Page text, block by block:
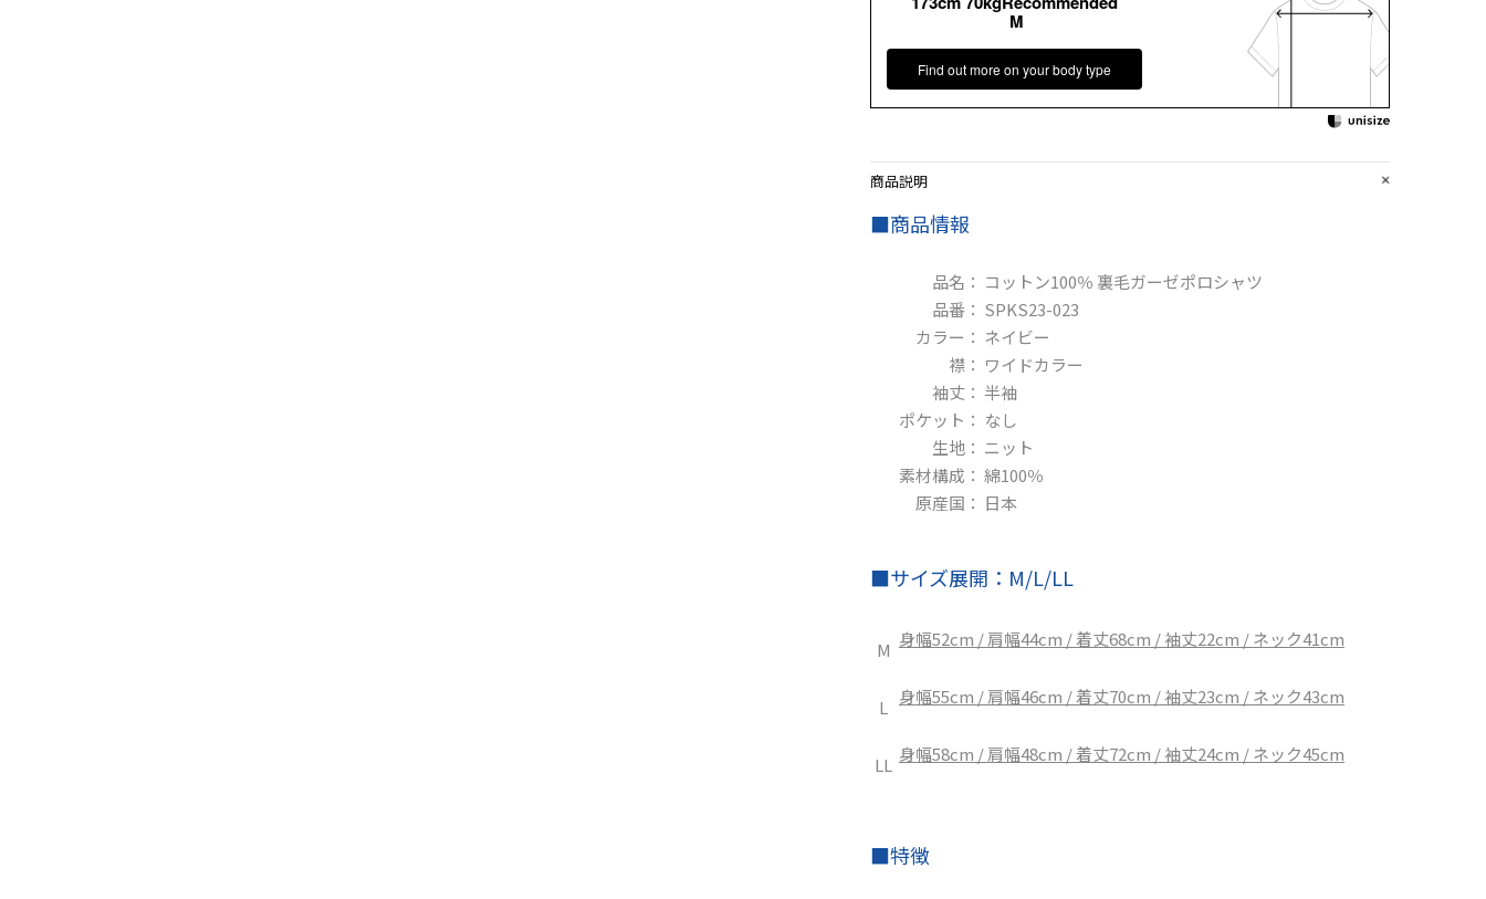
M
Find out more on your body type
商品説明
■商品情報
品名： コットン100％ 裏毛ガーゼポロシャツ
品番： SPKS23-023
カラー： ネイビー
襟： ワイドカラー
袖丈： 半袖
ポケット： なし
生地： ニット
素材構成： 綿100％
原産国： 日本
■サイズ​展開：M/L/LL
M 身幅52cm / 肩幅44cm / 着丈68cm / 袖丈22cm / ネック41cm
L 身幅55cm / 肩幅46cm / 着丈70cm / 袖丈23cm / ネック43cm
LL 身幅58cm / 肩幅48cm / 着丈72cm / 袖丈24cm / ネック45cm
■特徴